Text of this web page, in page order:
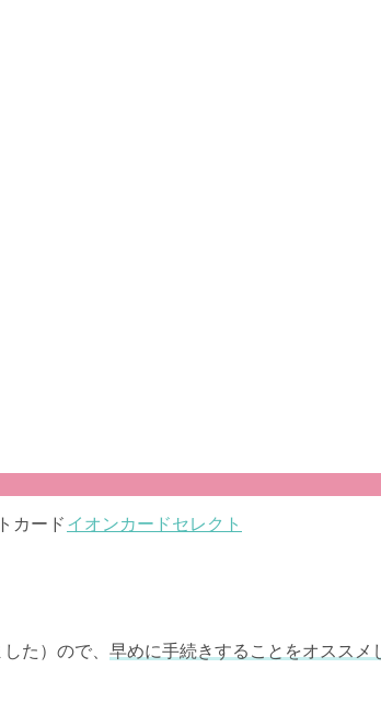
カード イオンカードセレクト
た）ので、 早めに手続きすることをオススメ